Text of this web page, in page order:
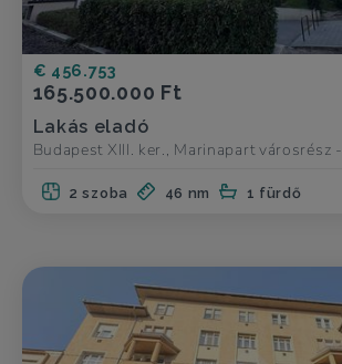
€ 456.753
165.500.000 Ft
Lakás eladó
Budapest XIII. ker., Marinapart városrész
2 szoba 46 nm 1 fürdő